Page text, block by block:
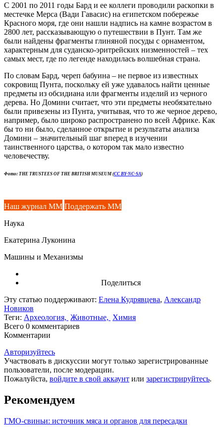
С 2001 по 2011 годы Бард и ее коллеги проводили раскопки в
местечке Мерса (Вади Гавасис) на египетском побережье
Красного моря, где они нашли надпись на камне возрастом в
2800 лет, рассказывающую о путешествии в Пунт. Там же
были найдены фрагменты глиняной посуды с орнаментом,
характерным для суданско-эритрейских низменностей – тех
самых мест, где по легенде находилась волшебная страна.
По словам Бард, череп бабуина – не первое из известных
сокровищ Пунта, поскольку ей уже удавалось найти ценные
предметы из обсидиана или фрагменты изделий из черного
дерева. Но Домини считает, что эти предметы необязательно
были привезены из Пунта, учитывая, что то же черное дерево,
например, было широко распространено по всей Африке. Как
бы то ни было, сделанное открытие и результаты анализа
Домини – значительный шаг вперед в изучении
таинственного царства, о котором так мало известно
человечеству.
Фото: THE TRUSTEES OF THE BRITISH MUSEUM (CC BY-NC-SA)
Наш журнал ММ Поддержать ММ
Наука
Екатерина Луконина
Машины и Механизмы
Поделиться
Эту статью поддерживают: Елена Кудрявцева, Александр
Новиков
Теги: Археология, Животные, Химия
Всего 0 комментариев
Комментарии
Авторизуйтесь
Участвовать в дискуссии могут только зарегистрированные
пользователи, после модерации.
Пожалуйста, войдите в свой аккаунт или зарегистрируйтесь.
Рекомендуем
ГМО-свиньи: источник мяса и органов для пересадки